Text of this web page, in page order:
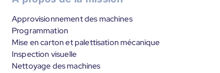
Approvisionnement des machines
Programmation
Mise en carton et palettisation mécanique
Inspection visuelle
Nettoyage des machines